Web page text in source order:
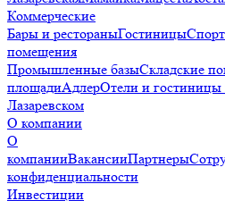
Коммерческие
Бары и рестораныГостиницы
помещения
Промышленные базыСкладские
площадиАдлерОтели и гостиницы
Лазаревском
О компании
О
компанииВакансииПартнеры
конфиденциальности
Инвестиции